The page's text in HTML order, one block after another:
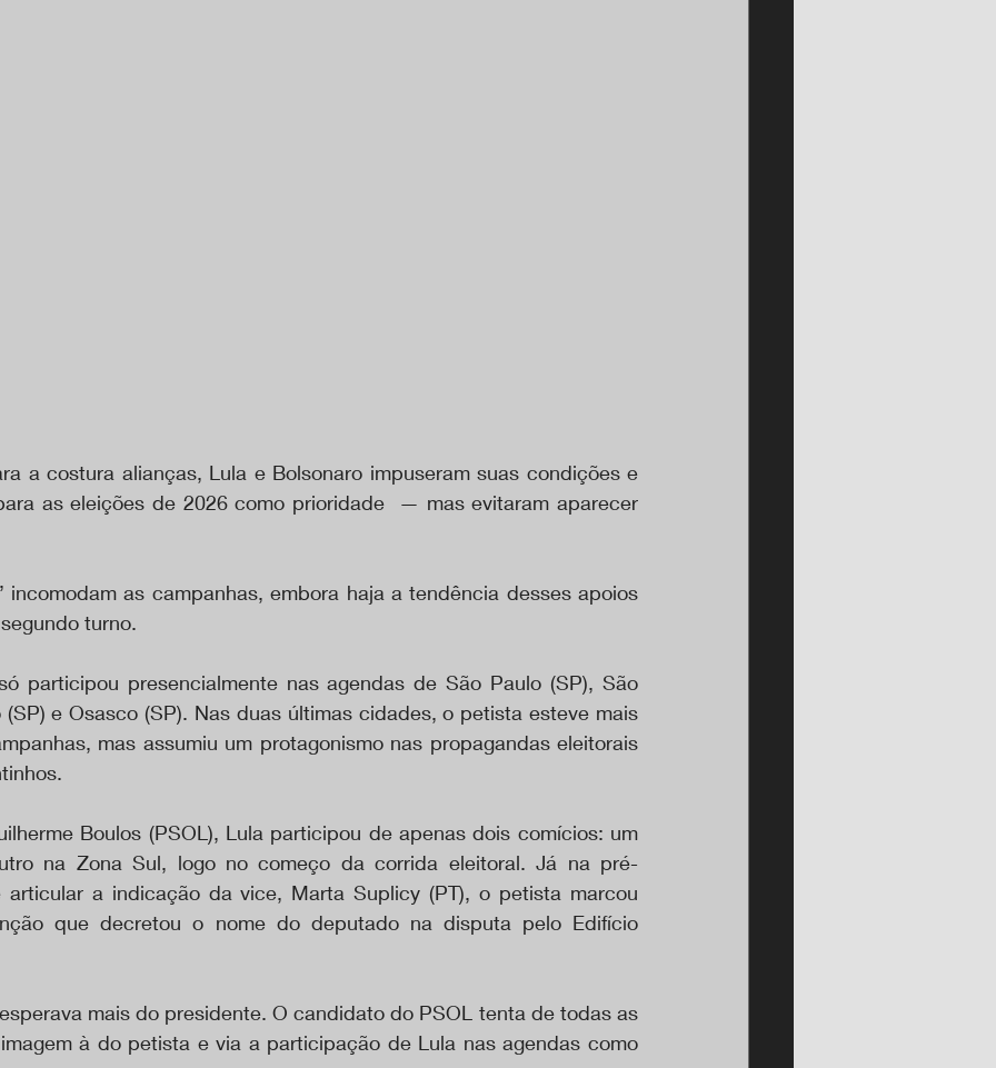
a costura alianças, Lula e Bolsonaro impuseram suas condições e
as eleições de 2026 como prioridade  — mas evitaram aparecer
incomodam as campanhas, embora haja a tendência desses apoios
turno.
participou presencialmente nas agendas de São Paulo (SP), São
e Osasco (SP). Nas duas últimas cidades, o petista esteve mais
mas assumiu um protagonismo nas propagandas eleitorais
Boulos (PSOL), Lula participou de apenas dois comícios: um
na Zona Sul, logo no começo da corrida eleitoral. Já na pré-
articular a indicação da vice, Marta Suplicy (PT), o petista marcou
que decretou o nome do deputado na disputa pelo Edifício
mais do presidente. O candidato do PSOL tenta de todas as
à do petista e via a participação de Lula nas agendas como